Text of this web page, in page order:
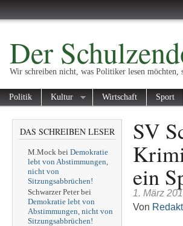
Der
Wir schreiben nicht, was Politiker lesen möchten,
Politik Kultur Wirtschaft Sport
DAS SCHREIBEN LESER
M.Mock bei Demokratie
lebt von Abstimmungen,
nicht von
Sitzungsabbrüchen!
Schwarzer Peterbei
Demokratie lebt von
Abstimmungen, nicht von
Sitzungsabbrüchen!
SV
ein
1. März
Von